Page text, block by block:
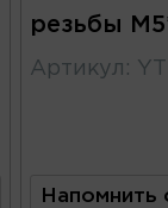
резьбы
Артикул :
Напомнить